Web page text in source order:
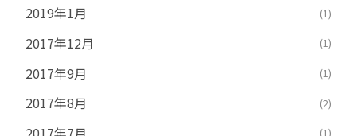
2019年1月 (1)
2017年12月 (1)
2017年9月 (1)
2017年8月 (2)
(1)